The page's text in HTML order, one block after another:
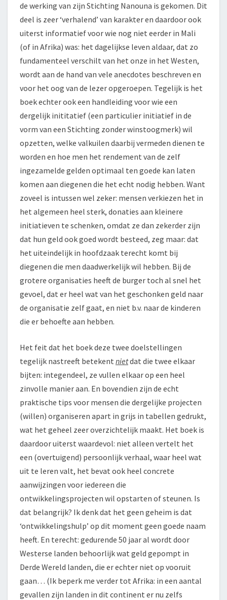
de werking van zijn Stichting Nanouna is gekomen. Dit
deel is zeer ‘verhalend’ van karakter en daardoor ook
uiterst informatief voor wie nog niet eerder in Mali
(of in Afrika) was: het dagelijkse leven aldaar, dat zo
fundamenteel verschilt van het onze in het Westen,
wordt aan de hand van vele anecdotes beschreven en
voor het oog van de lezer opgeroepen. Tegelijk is het
boek echter ook een handleiding voor wie een
dergelijk inititatief (een particulier initiatief in de
vorm van een Stichting zonder winstoogmerk) wil
opzetten, welke valkuilen daarbij vermeden dienen te
worden en hoe men het rendement van de zelf
ingezamelde gelden optimaal ten goede kan laten
komen aan diegenen die het echt nodig hebben. Want
zoveel is intussen wel zeker: mensen verkiezen het in
het algemeen heel sterk, donaties aan kleinere
initiatieven te schenken, omdat ze dan zekerder zijn
dat hun geld ook goed wordt besteed, zeg maar: dat
het uiteindelijk in hoofdzaak terecht komt bij
diegenen die men daadwerkelijk wil hebben. Bij de
grotere organisaties heeft de burger toch al snel het
gevoel, dat er heel wat van het geschonken geld naar
de organisatie zelf gaat, en niet b.v. naar de kinderen
die er behoefte aan hebben.
Het feit dat het boek deze twee doelstellingen
tegelijk nastreeft betekent nietdat die twee elkaar
bijten: integendeel, ze vullen elkaar op een heel
zinvolle manier aan. En bovendien zijn de echt
praktische tips voor mensen die dergelijke projecten
(willen) organiseren apart in grijs in tabellen gedrukt,
wat het geheel zeer overzichtelijk maakt. Het boek is
daardoor uiterst waardevol: niet alleen vertelt het
een (overtuigend) persoonlijk verhaal, waar heel wat
uit te leren valt, het bevat ook heel concrete
aanwijzingen voor iedereen die
ontwikkelingsprojecten wil opstarten of steunen. Is
dat belangrijk? Ik denk dat het geen geheim is dat
‘ontwikkelingshulp’ op dit moment geen goede naam
heeft. En terecht: gedurende 50 jaar al wordt door
Westerse landen behoorlijk wat geld gepompt in
Derde Wereld landen, die er echter niet op vooruit
gaan… (Ik beperk me verder tot Afrika: in een aantal
gevallen zijn landen in dit continent er nu zelfs